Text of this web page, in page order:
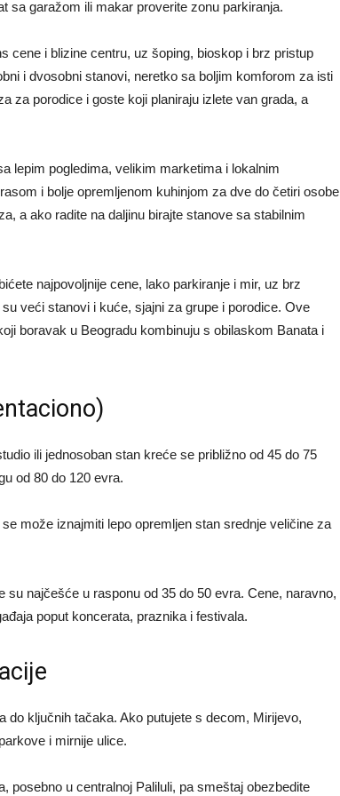
sa garažom ili makar proverite zonu parkiranja.
cene i blizine centru, uz šoping, bioskop i brz pristup
i dvosobni stanovi, neretko sa boljim komforom za isti
za porodice i goste koji planiraju izlete van grada, a
lepim pogledima, velikim marketima i lokalnim
i bolje opremljenom kuhinjom za dve do četiri osobe
a ako radite na daljinu birajte stanove sa stabilnim
najpovoljnije cene, lako parkiranje i mir, uz brz
veći stanovi i kuće, sjajni za grupe i porodice. Ove
boravak u Beogradu kombinuju s obilaskom Banata i
ili jednosoban stan kreće se približno od 45 do 75
od 80 do 120 evra.
može iznajmiti lepo opremljen stan srednje veličine za
su najčešće u rasponu od 35 do 50 evra. Cene, naravno,
poput koncerata, praznika i festivala.
do ključnih tačaka. Ako putujete s decom, Mirijevo,
i mirnije ulice.
posebno u centralnoj Paliluli, pa smeštaj obezbedite